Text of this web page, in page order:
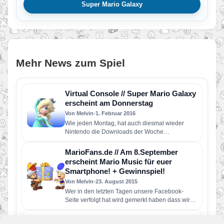
Super Mario Galaxy
Mehr News zum Spiel
Virtual Console // Super Mario Galaxy
erscheint am Donnerstag
Von Melvin•1. Februar 2016
Wie jeden Montag, hat auch diesmal wieder
Nintendo die Downloads der Woche
bekanntgegeben! Für alle Fans der Super…
MarioFans.de // Am 8.September
erscheint Mario Music für euer
Smartphone! + Gewinnspiel!
Von Melvin•23. August 2015
Wer in den letzten Tagen unsere Facebook-
Seite verfolgt hat wird gemerkt haben dass wir
unser neusten Projekt angekündigt…